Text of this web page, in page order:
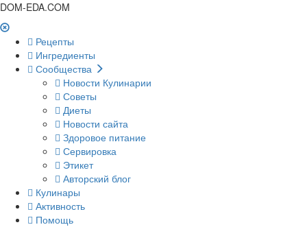
DOM-EDA.COM
Рецепты
Ингредиенты
Сообщества
Новости Кулинарии
Советы
Диеты
Новости сайта
Здоровое питание
Сервировка
Этикет
Авторский блог
Кулинары
Активность
Помощь